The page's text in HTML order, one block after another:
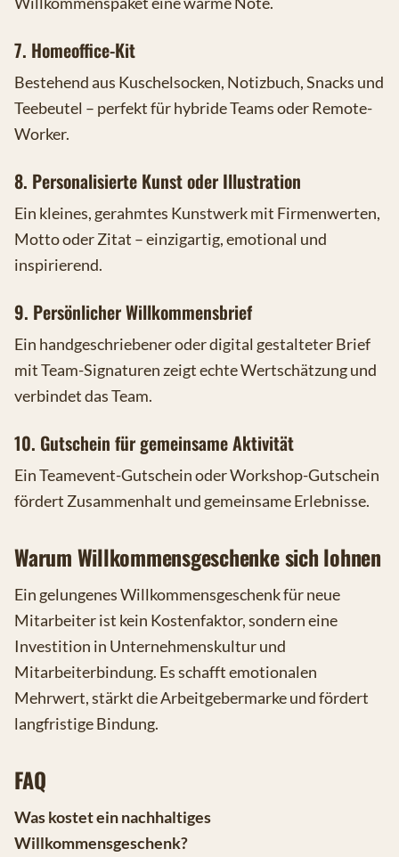
7. Homeoffice-Kit
Bestehend aus Kuschelsocken, Notizbuch, Snacks und
Teebeutel – perfekt für hybride Teams oder Remote-
Worker.
8. Personalisierte Kunst oder Illustration
Ein kleines, gerahmtes Kunstwerk mit Firmenwerten,
Motto oder Zitat – einzigartig, emotional und
inspirierend.
9. Persönlicher Willkommensbrief
Ein handgeschriebener oder digital gestalteter Brief
mit Team-Signaturen zeigt echte Wertschätzung und
verbindet das Team.
10. Gutschein für gemeinsame Aktivität
Ein Teamevent-Gutschein oder Workshop-Gutschein
fördert Zusammenhalt und gemeinsame Erlebnisse.
Warum Willkommensgeschenke sich lohnen
Ein gelungenes Willkommensgeschenk für neue
Mitarbeiter ist kein Kostenfaktor, sondern eine
Investition in Unternehmenskultur und
Mitarbeiterbindung. Es schafft emotionalen
Mehrwert, stärkt die Arbeitgebermarke und fördert
langfristige Bindung.
FAQ
Was kostet ein nachhaltiges
Willkommensgeschenk?